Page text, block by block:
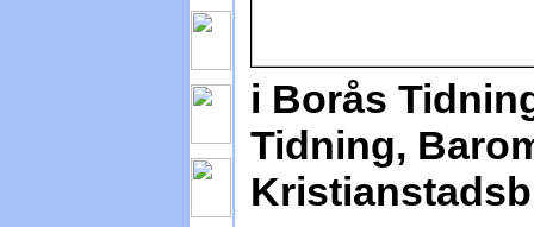
i Borås
Tidning,